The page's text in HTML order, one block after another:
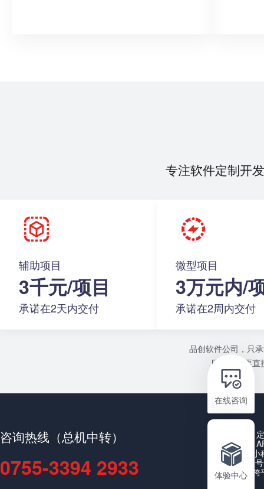
在线咨询
体验中心
专注软件定制开
辅助项目
3千元/项目
承诺在2天内交付
微型项目
3万元内/
承诺在2周内交付
品创软件公司，只
目或者需要
咨询热线（总机中转）
0755-3394 2933
公众